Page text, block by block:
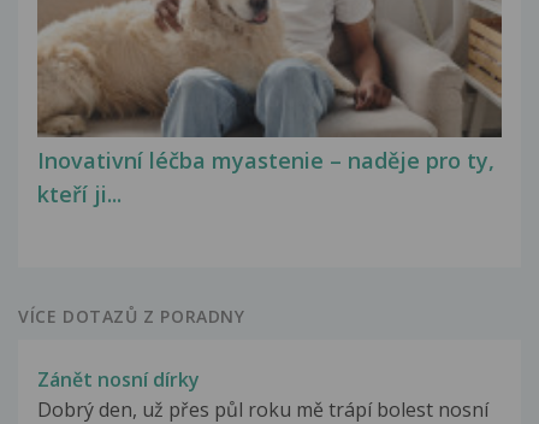
Inovativní léčba myastenie – naděje pro ty,
kteří ji...
VÍCE DOTAZŮ Z PORADNY
Zánět nosní dírky
Dobrý den, už přes půl roku mě trápí bolest nosní